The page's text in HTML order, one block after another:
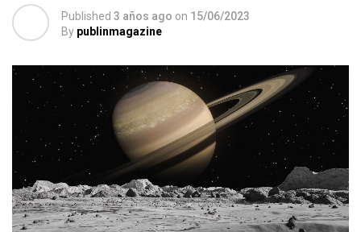
Published 3 años ago on 15/06/2023
By publinmagazine